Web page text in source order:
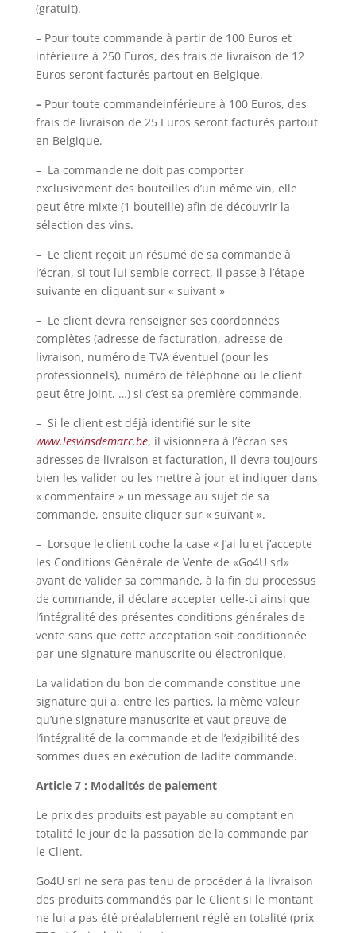
(gratuit).
– Pour toute commande à partir de 100 Euros et
inférieure à 250 Euros, des frais de livraison de 12
Euros seront facturés partout en Belgique.
– Pour toute commandeinférieure à 100 Euros, des
frais de livraison de 25 Euros seront facturés partout
en Belgique.
– La commande ne doit pas comporter
exclusivement des bouteilles d’un même vin, elle
peut être mixte (1 bouteille) afin de découvrir la
sélection des vins.
– Le client reçoit un résumé de sa commande à
l’écran, si tout lui semble correct, il passe à l’étape
suivante en cliquant sur « suivant »
– Le client devra renseigner ses coordonnées
complètes (adresse de facturation, adresse de
livraison, numéro de TVA éventuel (pour les
professionnels), numéro de téléphone où le client
peut être joint, …) si c’est sa première commande.
– Si le client est déjà identifié sur le site
www.lesvinsdemarc.be, il visionnera à l’écran ses
adresses de livraison et facturation, il devra toujours
bien les valider ou les mettre à jour et indiquer dans
« commentaire » un message au sujet de sa
commande, ensuite cliquer sur « suivant ».
– Lorsque le client coche la case « J’ai lu et j’accepte
les Conditions Générale de Vente de «Go4U srl»
avant de valider sa commande, à la fin du processus
de commande, il déclare accepter celle-ci ainsi que
l’intégralité des présentes conditions générales de
vente sans que cette acceptation soit conditionnée
par une signature manuscrite ou électronique.
La validation du bon de commande constitue une
signature qui a, entre les parties, la même valeur
qu’une signature manuscrite et vaut preuve de
l’intégralité de la commande et de l’exigibilité des
sommes dues en exécution de ladite commande.
Article 7 : Modalités de paiement
Le prix des produits est payable au comptant en
totalité le jour de la passation de la commande par
le Client.
Go4U srl ne sera pas tenu de procéder à la livraison
des produits commandés par le Client si le montant
ne lui a pas été préalablement réglé en totalité (prix